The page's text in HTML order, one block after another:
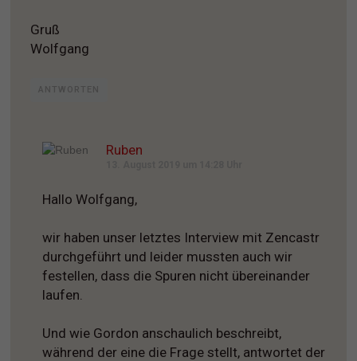
Gruß
Wolfgang
ANTWORTEN
Ruben
Hallo Wolfgang,
wir haben unser letztes Interview mit Zencastr
durchgeführt und leider mussten auch wir
festellen, dass die Spuren nicht übereinander
laufen.
Und wie Gordon anschaulich beschreibt,
während der eine die Frage stellt, antwortet der